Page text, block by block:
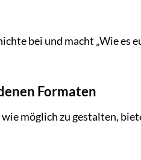
bei und macht „Wie es
Formaten
möglich zu gestalten,